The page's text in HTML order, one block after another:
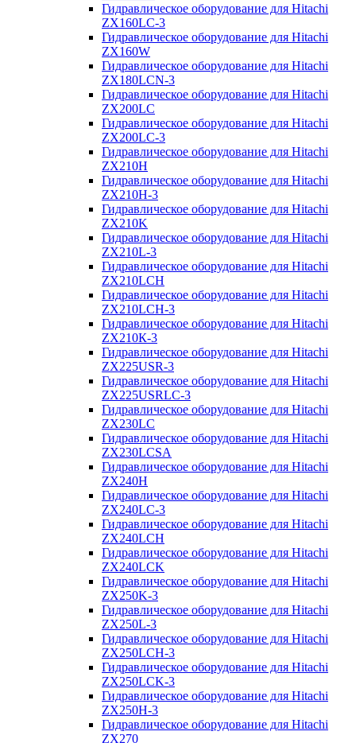
Гидравлическое оборудование для Hitachi
ZX160LC-3
Гидравлическое оборудование для Hitachi
ZX160W
Гидравлическое оборудование для Hitachi
ZX180LCN-3
Гидравлическое оборудование для Hitachi
ZX200LC
Гидравлическое оборудование для Hitachi
ZX200LC-3
Гидравлическое оборудование для Hitachi
ZX210H
Гидравлическое оборудование для Hitachi
ZX210H-3
Гидравлическое оборудование для Hitachi
ZX210K
Гидравлическое оборудование для Hitachi
ZX210L-3
Гидравлическое оборудование для Hitachi
ZX210LCH
Гидравлическое оборудование для Hitachi
ZX210LCH-3
Гидравлическое оборудование для Hitachi
ZX210К-3
Гидравлическое оборудование для Hitachi
ZX225USR-3
Гидравлическое оборудование для Hitachi
ZX225USRLC-3
Гидравлическое оборудование для Hitachi
ZX230LC
Гидравлическое оборудование для Hitachi
ZX230LCSA
Гидравлическое оборудование для Hitachi
ZX240H
Гидравлическое оборудование для Hitachi
ZX240LC-3
Гидравлическое оборудование для Hitachi
ZX240LCH
Гидравлическое оборудование для Hitachi
ZX240LCK
Гидравлическое оборудование для Hitachi
ZX250K-3
Гидравлическое оборудование для Hitachi
ZX250L-3
Гидравлическое оборудование для Hitachi
ZX250LCH-3
Гидравлическое оборудование для Hitachi
ZX250LCK-3
Гидравлическое оборудование для Hitachi
ZX250Н-3
Гидравлическое оборудование для Hitachi
ZX270